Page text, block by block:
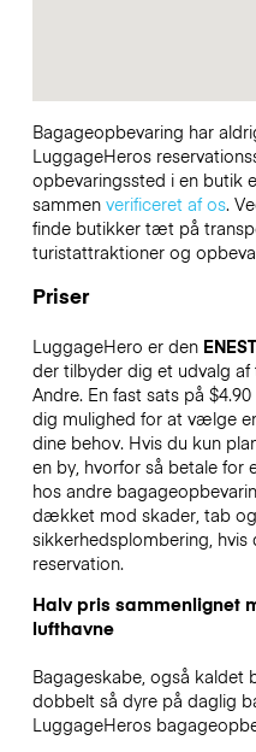
Bagageopbevaring har
LuggageHeros
opbevaringssted i en butik
sammen verificeret af os.
finde butikker tæt på
turistattraktioner og
Priser
LuggageHero er den
der tilbyder dig et udvalg
Andre. En fast sats på
dig mulighed for at vælge
dine behov. Hvis du kun
en by, hvorfor så betale for
hos andre
dækket mod skader, tab
sikkerhedsplombering,
reservation.
Halv pris sammenlignet
lufthavne
Bagageskabe, også kaldet
dobbelt så dyre på daglig
LuggageHeros